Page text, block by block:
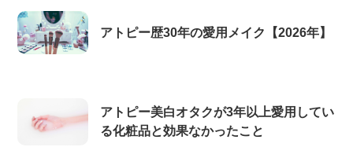
アトピー歴30年の愛用メイク【2026年】
アトピー美白オタクが3年以上愛用してい
る化粧品と効果なかったこと